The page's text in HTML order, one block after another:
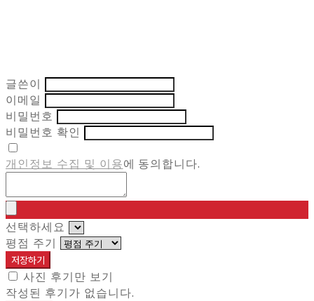
글쓴이
이메일
비밀번호
비밀번호 확인
개인정보 수집 및 이용에 동의합니다.
선택하세요
평점 주기
저장하기
사진 후기만 보기
작성된 후기가 없습니다.